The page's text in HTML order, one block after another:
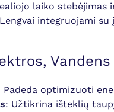
laiko stebėjimas
integruojami
Padeda optimizuoti
: Užtikrina išteklių